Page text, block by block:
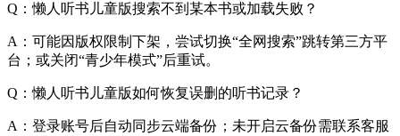
Q：懒人听书儿童版搜索不到某本书或加载失败？
A：可能因版权限制下架，尝试切换“全网搜索”跳转第三方平
台；或关闭“青少年模式”后重试。
Q：懒人听书儿童版如何恢复误删的听书记录？
A：登录账号后自动同步云端备份；未开启云备份需联系客服